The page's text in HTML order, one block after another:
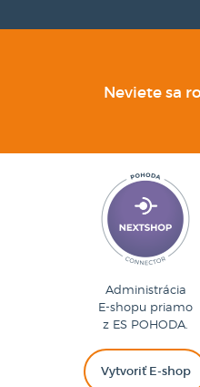
Neviete sa
Administrácia
E-shopu priamo
z ES POHODA.
Vytvoriť E-shop